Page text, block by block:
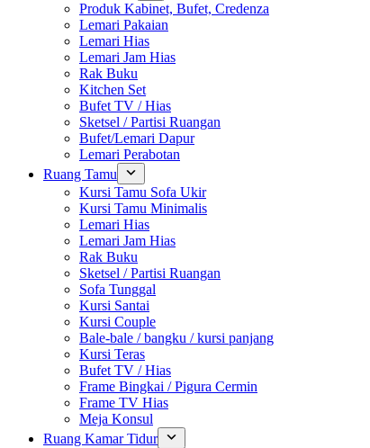
Produk Kabinet, Bufet, Credenza
Lemari Pakaian
Lemari Hias
Lemari Jam Hias
Rak Buku
Kitchen Set
Bufet TV / Hias
Sketsel / Partisi Ruangan
Bufet/Lemari Dapur
Lemari Perabotan
Ruang Tamu
Kursi Tamu Sofa Ukir
Kursi Tamu Minimalis
Lemari Hias
Lemari Jam Hias
Rak Buku
Sketsel / Partisi Ruangan
Sofa Tunggal
Kursi Santai
Kursi Couple
Bale-bale / bangku / kursi panjang
Kursi Teras
Bufet TV / Hias
Frame Bingkai / Pigura Cermin
Frame TV Hias
Meja Konsul
Ruang Kamar Tidur